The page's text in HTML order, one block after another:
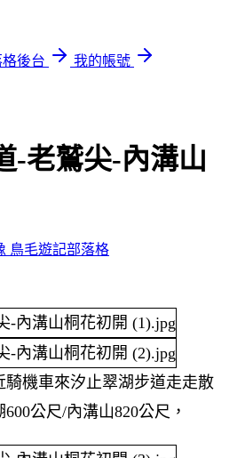
後台
我的帳號
-老鷲尖-內溝山
鳥毛遊記部落格
騎機車來汐止翠湖步道走走散
公尺/內溝山820公尺，